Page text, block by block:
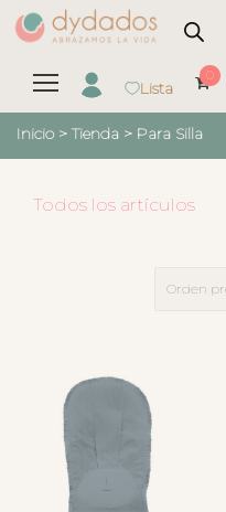
Lista
0
Inicio > Tienda > Para Silla
Todos los artículos